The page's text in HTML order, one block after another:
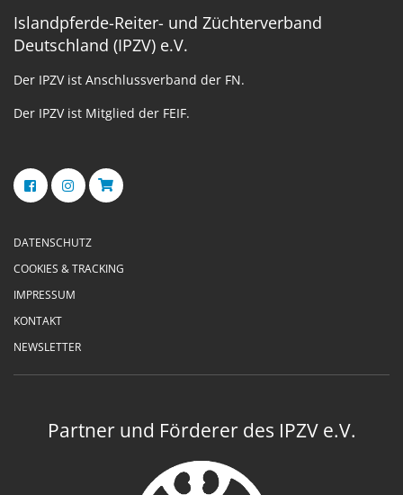
Islandpferde-Reiter- und Züchterverband
Deutschland (IPZV) e.V.
Der IPZV ist Anschlussverband der FN.
Der IPZV ist Mitglied der FEIF.
DATENSCHUTZ
COOKIES & TRACKING
IMPRESSUM
KONTAKT
NEWSLETTER
Partner und Förderer des IPZV e.V.